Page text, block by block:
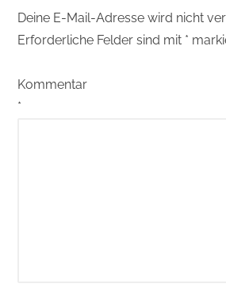
Deine E-Mail-Adresse wird nicht
Erforderliche Felder sind mit *
Kommentar
*